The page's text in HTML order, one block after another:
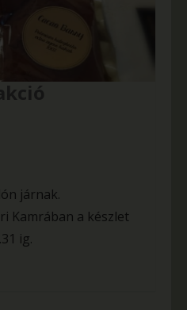
járnak.
Kamrában a készlet
ig.